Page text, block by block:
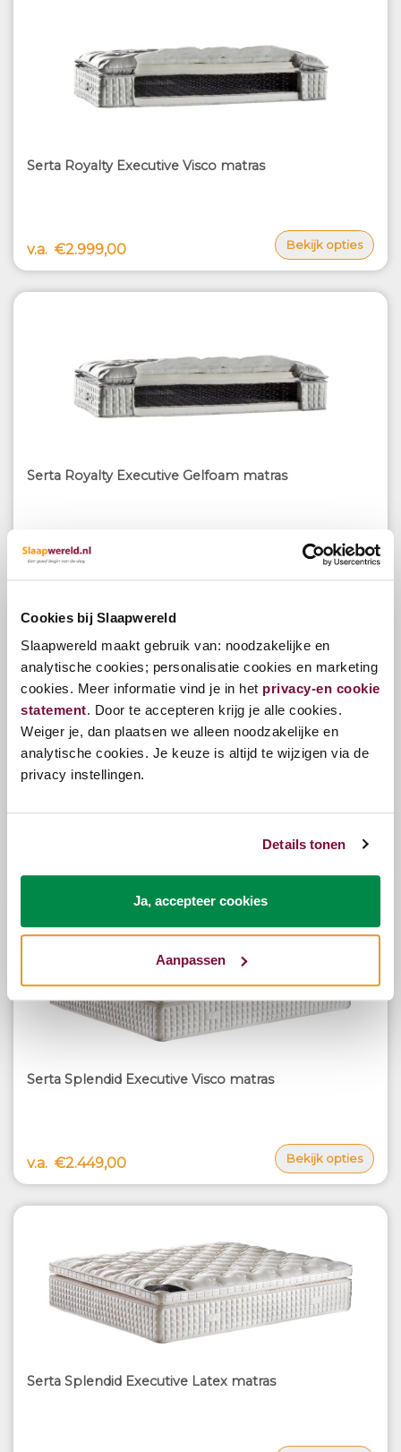
Cookies bij Slaapwereld
Slaapwereld maakt gebruik van: noodzakelijke en
analytische cookies; personalisatie cookies en marketing
cookies. Meer informatie vind je in het privacy-en cookie
statement. Door te accepteren krijg je alle cookies.
Weiger je, dan plaatsen we alleen noodzakelijke en
analytische cookies. Je keuze is altijd te wijzigen via de
privacy instellingen.
Details tonen
Ja, accepteer cookies
Aanpassen
Serta Royalty Executive Visco matras
v.a. €2.999,00 Bekijk opties
Serta Royalty Executive Gelfoam matras
v.a.€3.299,00 Bekijk opties
Serta Splendid Executive HR matras
Serta Splendid Executive Visco matras
v.a. €2.449,00 Bekijk opties
Serta Splendid Executive Latex matras